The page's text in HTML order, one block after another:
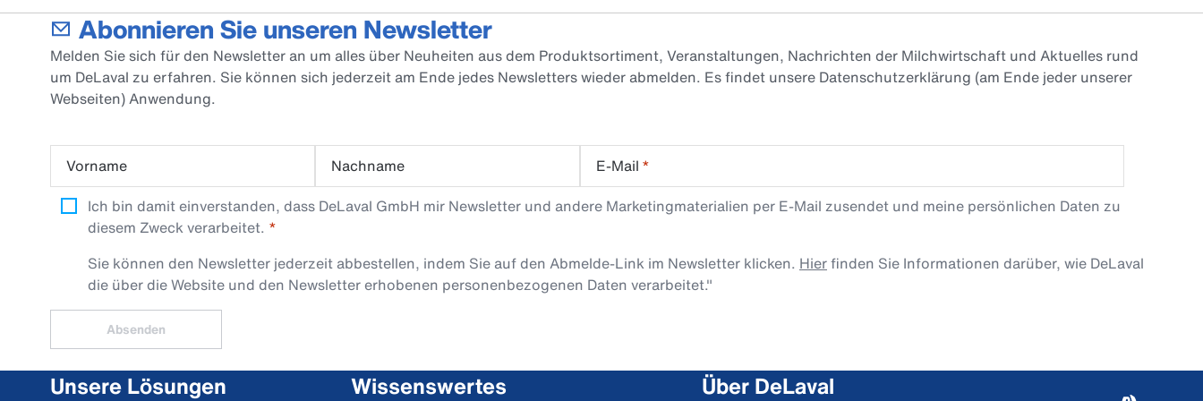
Abonnieren Sie unseren Newsletter
Melden Sie sich für den Newsletter an um alles über Neuheiten aus dem Produktsortiment, Veranstaltungen, Nachrichten der Milchwirtschaft und Aktuelles rund
um DeLaval zu erfahren. Sie können sich jederzeit am Ende jedes Newsletters wieder abmelden. Es findet unsere Datenschutzerklärung (am Ende jeder unserer
Webseiten) Anwendung.
Vorname Nachname E-Mail *
Ich bin damit einverstanden, dass DeLaval GmbH mir Newsletter und andere Marketingmaterialien per E-Mail zusendet und meine persönlichen Daten zu
diesem Zweck verarbeitet.
Sie können den Newsletter jederzeit abbestellen, indem Sie auf den Abmelde-Link im Newsletter klicken. Hierfinden Sie Informationen darüber, wie DeLaval
die über die Website und den Newsletter erhobenen personenbezogenen Daten verarbeitet."
Absenden
Unsere Lösungen Wissenswertes Über DeLaval